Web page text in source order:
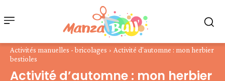
Activités manuelles - bricolages
Activité d'automne : mon herbier
bestioles
Activité d’automne : mon herbier